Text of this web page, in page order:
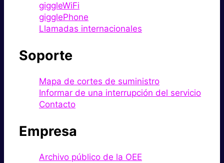
giggleWiFi
gigglePhone
Llamadas internacionales
Soporte
Mapa de cortes de suministro
Informar de una interrupción del servicio
Contacto
Empresa
Archivo público de la OEE